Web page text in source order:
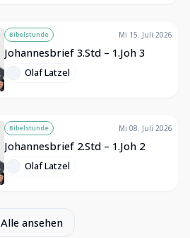
Bibelstunde Mi 15. Juli 2026
Johannesbrief 3.Std – 1.Joh 3
Olaf Latzel
Bibelstunde Mi 08. Juli 2026
Johannesbrief 2.Std – 1.Joh 2
Olaf Latzel
Alle ansehen